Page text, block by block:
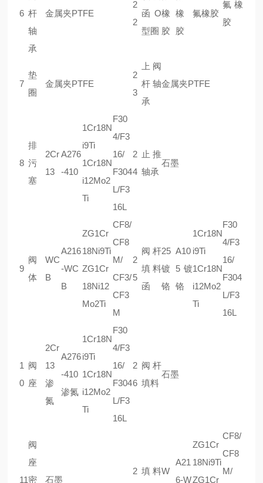
6 杆
轴
承
金属夹PTFE
2
2
函O
型圈
橡
胶
橡
胶
氟橡胶
氟橡
胶
7
垫
圈
金属夹PTFE
2
3
上阀
杆轴
承
金属夹PTFE
8
排
污
塞
2Cr
13
A276
-410
1Cr18N
i9Ti
1Cr18N
i12Mo2
Ti
F30
4/F3
16/
F304
L/F3
16L
2
4
止推
轴承
石墨
9
阀
体
WC
B
A216
-WC
B
ZG1Cr
18Ni9Ti
ZG1Cr
18Ni12
Mo2Ti
CF8/
CF8
M/
CF3/
CF3
M
2
5
阀杆
填料
函
25
镀
铬
A10
5镀
铬
1Cr18N
i9Ti
1Cr18N
i12Mo2
Ti
F30
4/F3
16/
F304
L/F3
16L
1
0
阀
座
2Cr
13
渗
氮
A276
-410
渗氮
1Cr18N
i9Ti
1Cr18N
i12Mo2
Ti
F30
4/F3
16/
F304
L/F3
16L
2
6
阀杆
填料
石墨
11
阀
座
密
石墨
2 填料W
A21
6-W
ZG1Cr
18Ni9Ti
ZG1Cr
CF8/
CF8
M/